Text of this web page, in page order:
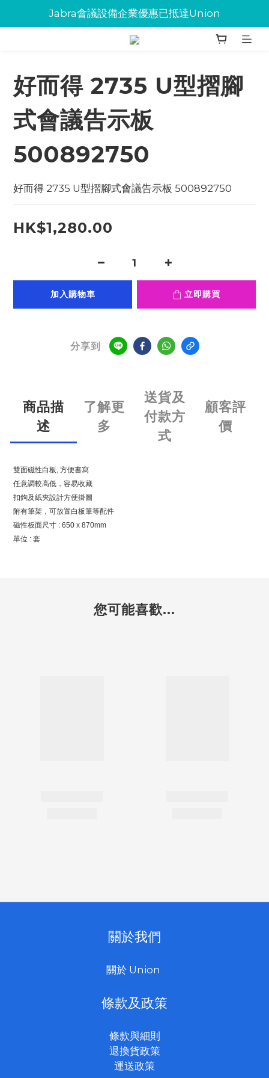
Jabra會議設備企業優惠已抵達Union
Jabra會議設備企業優惠已抵達Union
環保碳粉歡迎大量下單
好而得 2735 U型摺腳
式會議告示板
500892750
好而得 2735 U型摺腳式會議告示板 500892750
HK$1,280.00
加入購物車 立即購買
分享到
商品描
述
了解更
多
送貨及
付款方
式
顧客評
價
雙面磁性白板, 方便書寫
任意調較高低，容易收藏
扣鉤及紙夾設計方便掛圖
附有筆架，可放置白板筆等配件
磁性板面尺寸 : 650 x 870mm
單位 : 套
您可能喜歡...
關於我們
關於 Union
條款及政策
條款與細則
退換貨政策
運送政策